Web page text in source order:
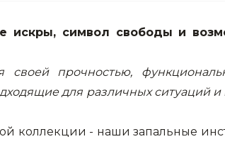
искры, символ свободы и
прочностью,
для различных ситуаций и
коллекции - наши запальные